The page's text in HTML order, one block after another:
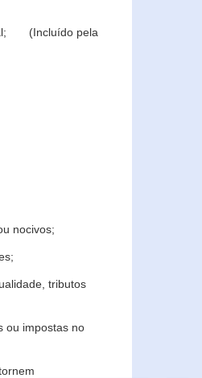
(Incluído pela
nocivos;
tributos
ou impostas no